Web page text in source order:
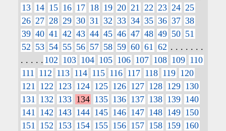
13 14 15 16 17 18 19 20 21 22 23 24 25
26 27 28 29 30 31 32 33 34 35 36 37 38
39 40 41 42 43 44 45 46 47 48 49 50 51
52 53 54 55 56 57 58 59 60 61 62 . . . . . . .
. . . . . 102 103 104 105 106 107 108 109 110
111
112 113 114 115 116 117 118 119 120
121
122 123 124 125 126 127 128 129 130
131
132 133 134 135 136 137 138 139 140
141
142 143 144 145 146 147 148 149 150
151
152 153 154 155 156 157 158 159 160